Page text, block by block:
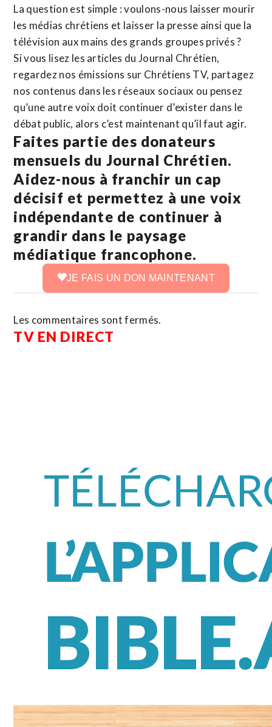
La question est simple : voulons-nous laisser mourir
les médias chrétiens et laisser la presse ainsi que la
télévision aux mains des grands groupes privés ?
Si vous lisez les articles du Journal Chrétien,
regardez nos émissions sur Chrétiens TV, partagez
nos contenus dans les réseaux sociaux ou pensez
qu’une autre voix doit continuer d’exister dans le
débat public, alors c’est maintenant qu’il faut agir.
Faites partie des donateurs
mensuels du Journal Chrétien.
Aidez-nous à franchir un cap
décisif et permettez à une voix
indépendante de continuer à
grandir dans le paysage
médiatique francophone.
JE FAIS UN DON MAINTENANT
Les commentaires sont fermés.
TV EN DIRECT